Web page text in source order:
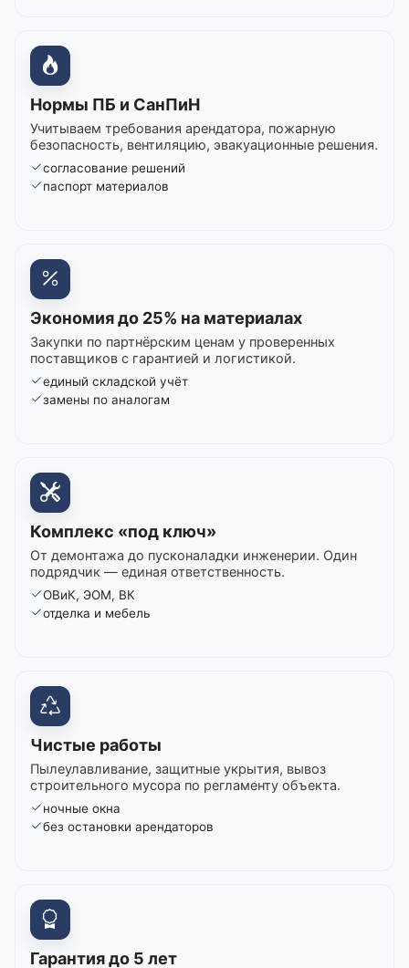
Нормы ПБ и СанПиН
Учитываем требования арендатора, пожарную
безопасность, вентиляцию, эвакуационные решения.
согласование решений
паспорт материалов
Экономия до 25% на материалах
Закупки по партнёрским ценам у проверенных
поставщиков с гарантией и логистикой.
единый складской учёт
замены по аналогам
Комплекс «под ключ»
От демонтажа до пусконаладки инженерии. Один
подрядчик — единая ответственность.
ОВиК, ЭОМ, ВК
отделка и мебель
Чистые работы
Пылеулавливание, защитные укрытия, вывоз
строительного мусора по регламенту объекта.
ночные окна
без остановки арендаторов
Гарантия до 5 лет